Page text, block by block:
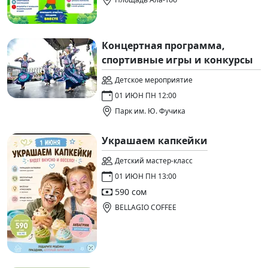
Концертная программа,
спортивные игры и конкурсы
Детское мероприятие
01 ИЮН ПН 12:00
Парк им. Ю. Фучика
Украшаем капкейки
Детский мастер-класс
01 ИЮН ПН 13:00
590 сом
BELLAGIO COFFEE